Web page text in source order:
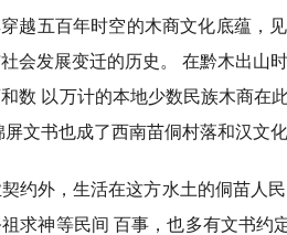
五百年时空的木商文化底蕴，
会发展变迁的历史。 在黔木出山
数 以万计的本地少数民族木商在
文书也成了西南苗侗村落和汉文
外，生活在这方水土的侗苗人民
求神等民间 百事，也多有文书约